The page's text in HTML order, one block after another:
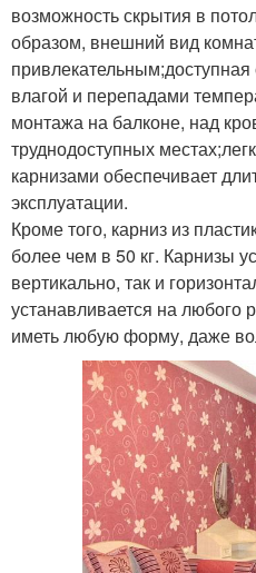
возможность скрытия в
образом, внешний вид
привлекательным;доступная
влагой и перепадами
монтажа на балконе, над
труднодоступных
карнизами обеспечивает
эксплуатации.
Кроме того, карниз из
более чем в 50 кг. Карнизы
вертикально, так и
устанавливается на любого
иметь любую форму, даже